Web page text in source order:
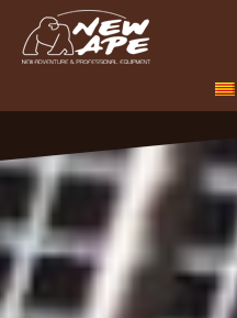
Servicios
Proyectos
Productos